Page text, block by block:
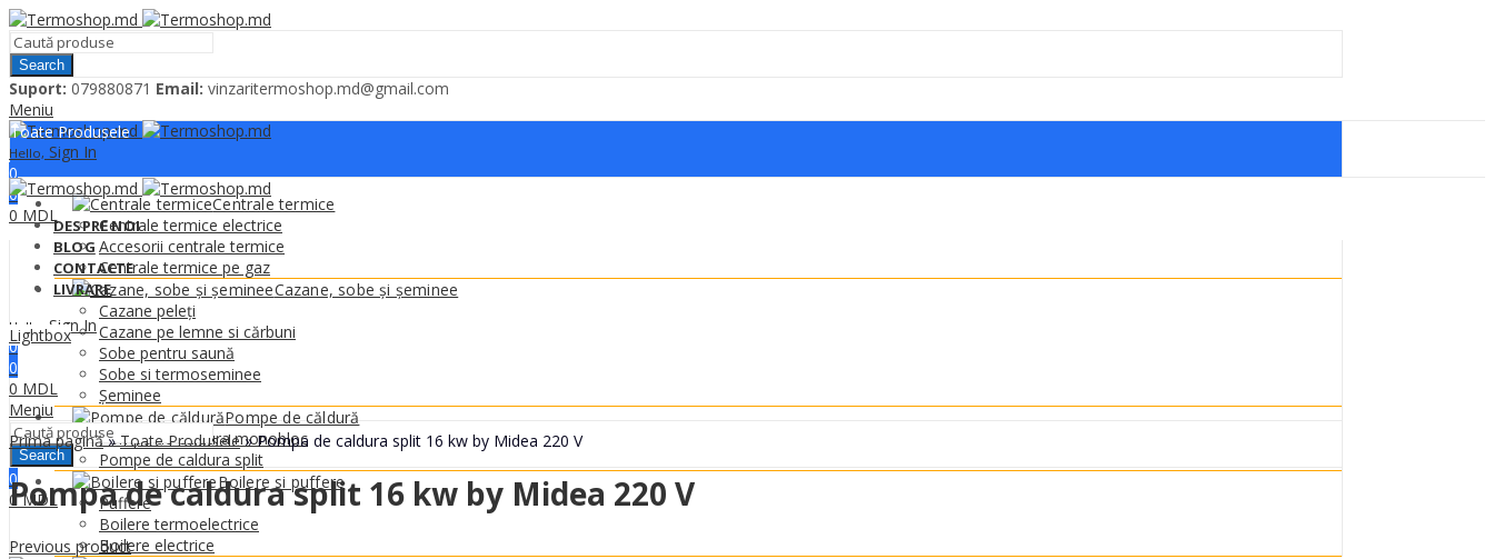
Search
Suport: 079880871 Email: vinzaritermoshop.md@gmail.com
Meniu
Hello, Sign In
0
0
0 MDL
Toate Produsele
Centrale termice
Centrale termice electrice
Accesorii centrale termice
Centrale termice pe gaz
Cazane, sobe și șeminee
Cazane peleți
Cazane pe lemne si cărbuni
Sobe pentru saună
Sobe si termoseminee
Șeminee
Pompe de căldură
Pompe de caldura monobloc
Pompe de caldura split
Boilere si puffere
Puffere
Boilere termoelectrice
Boilere electrice
DESPRE NOI
BLOG
CONTACTE
LIVRARE
Hello, Sign In
0
0
0 MDL
Meniu
Search
0
0MDL
Lightbox
Prima pagină»Toate Produsele»Pompa de caldura split 16 kw by Midea 220 V
Pompa de caldura split 16 kw by Midea 220 V
Previous product